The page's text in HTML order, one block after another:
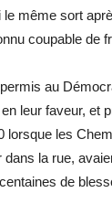
même sort
coupable de
au
leur faveur, et
lorsque les
la rue,
de